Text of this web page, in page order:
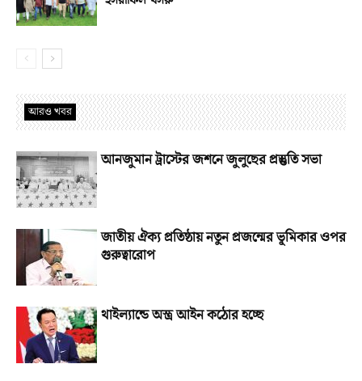
আরও খবর
আনজুমান ট্রাস্টের জশনে জুলুছের প্রস্তুতি সভা
জাতীয় ঐক্য প্রতিষ্ঠায় নতুন প্রজন্মের ভূমিকার ওপর
গুরুত্বারোপ
থাইল্যান্ডে অস্ত্র আইন কঠোর হচ্ছে